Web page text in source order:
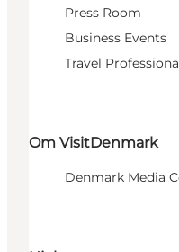
Press Room
Business Events
Travel
Om VisitDenmark
Denmark Media